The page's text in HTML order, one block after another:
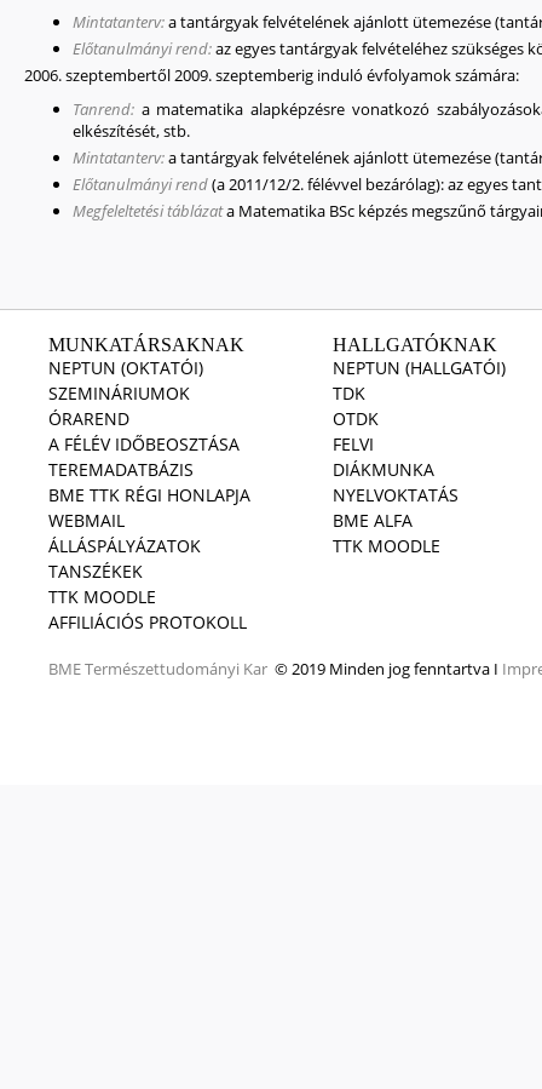
Mintatanterv:a tantárgyak felvételének ajánlott ütemezése
Előtanulmányi rend:az egyes tantárgyak felvételéhez szükséges
2006. szeptembertől 2009. szeptemberig induló évfolyamok számára:
Tanrend: a matematika alapképzésre vonatkozó
elkészítését, stb.
Mintatanterv:a tantárgyak felvételének ajánlott ütemezése
Előtanulmányi rend(a 2011/12/2. félévvel bezárólag): az egyes
Megfeleltetési táblázata Matematika BSc képzés megszűnő
MUNKATÁRSAKNAK
NEPTUN (OKTATÓI)
SZEMINÁRIUMOK
ÓRAREND
A FÉLÉV IDŐBEOSZTÁSA
TEREMADATBÁZIS
BME TTK RÉGI HONLAPJA
WEBMAIL
ÁLLÁSPÁLYÁZATOK
TANSZÉKEK
TTK MOODLE
AFFILIÁCIÓS PROTOKOLL
BMETermészettudományi Kar © 2019 Minden jog fenntartva I
HALLGATÓKNAK
NEPTUN (HALLGATÓI)
TDK
OTDK
FELVI
DIÁKMUNKA
NYELVOKTATÁS
BME ALFA
TTK MOODLE